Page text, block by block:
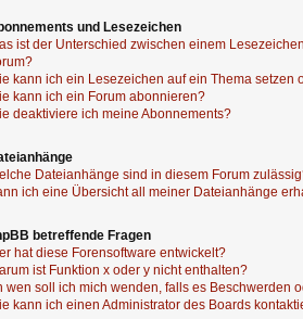
und Lesezeichen
ist der Unterschied zwischen einem
kann ich ein Lesezeichen auf ein Thema setzen
kann ich ein Forum abonnieren?
deaktiviere ich meine Abonnements?
Dateianhänge sind in diesem Forum
ich eine Übersicht all meiner Dateianhänge
betreffende Fragen
hat diese Forensoftware entwickelt?
ist Funktion x oder y nicht enthalten?
wen soll ich mich wenden, falls es Beschwerden
kann ich einen Administrator des Boards